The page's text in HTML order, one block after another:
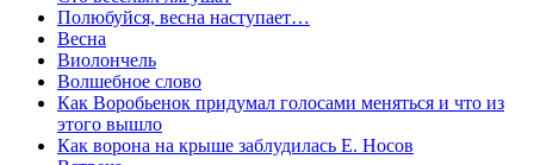
Полюбуйся, весна наступает…
Весна
Виолончель
Волшебное слово
Кaк Воробьенок придумaл голосaми меняться и что из
этого вышло
Как ворона на крыше заблудилась Е. Носов